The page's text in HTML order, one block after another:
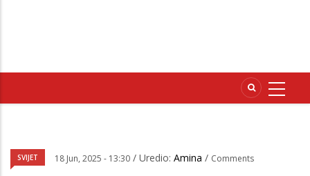
SVIJET 18 Jun, 2025 - 13:30 / Uredio: Amina / Comments